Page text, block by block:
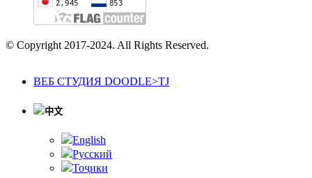
© Copyright 2017-2024. All Rights Reserved.
ВЕБ СТУДИЯ DOODLE>TJ
中文
English
Русский
Тоҷики